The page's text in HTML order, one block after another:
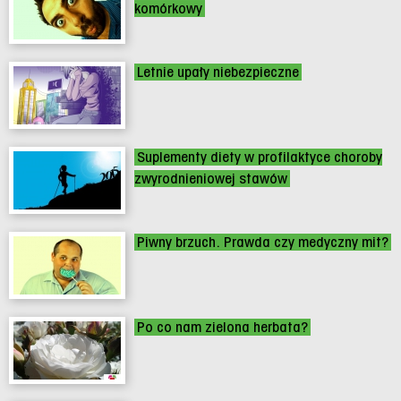
komórkowy
Letnie upały niebezpieczne
Suplementy diety w profilaktyce choroby
zwyrodnieniowej stawów
Piwny brzuch. Prawda czy medyczny mit?
Po co nam zielona herbata?